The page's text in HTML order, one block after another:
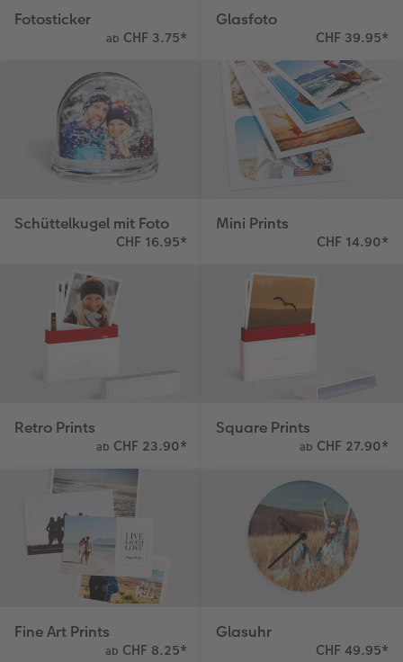
Fotosticker
ab CHF 3.75*
Glasfoto
CHF 39.95*
Schüttelkugel mit Foto
CHF 16.95*
Mini Prints
CHF 14.90*
Retro Prints
ab CHF 23.90*
Square Prints
ab CHF 27.90*
Fine Art Prints
ab CHF 8.25*
Glasuhr
CHF 49.95*